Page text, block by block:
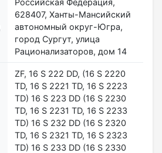
Российская Федерация,
628407, Ханты-Мансийский
автономный округ-Югра,
город Сургут, улица
Рационализаторов, дом 14
ZF, 16 S 222 DD, (16 S 2220
TD, 16 S 2221 TD, 16 S 2223
TD) 16 S 223 DD (16 S 2230
TD, 16 S 2231 TD, 16 S 2233
TD) 16 S 232 DD (16 S 2320
TD, 16 S 2321 TD, 16 S 2323
TD) 16 S 233 DD (16 S 2330